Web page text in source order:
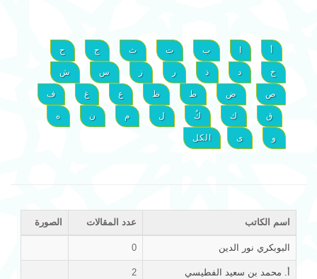
ا ب ت ث ج ح
خ د ذ ر ز س ش
ص ض ط ظ ع غ ف
ق ك كُ ل م ن ه
و ى الكل
اسم الكاتب عدد المقالات الصورة
البوبكري نور الدين 0
أ. محمد بن سعيد الفطيسي 2